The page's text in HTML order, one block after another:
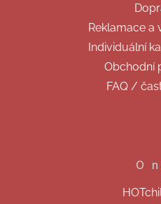
Reklamace a
Individuální
Obchodní
FAQ /
O